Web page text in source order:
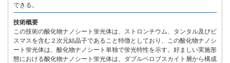
できる。
技術概要
この技術の酸化物ナノシート蛍光体は、ストロンチウム、タンタル及びビ
スマスを含む２次元結晶子であること特徴としており、この酸化物ナノシ
ート蛍光体は、酸化物ナノシート単独で蛍光特性を示す。好ましい実施形
態における酸化物ナノシート蛍光体は、ダブルペロブスカイト層から構成